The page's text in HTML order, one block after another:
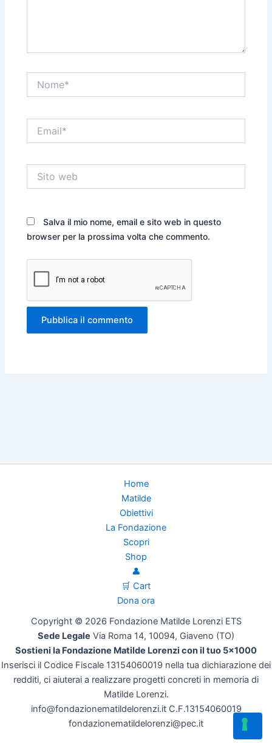
web
Salva il mio nome, email e sito web in questo
browser per la prossima volta che commento.
Home
Matilde
Obiettivi
La Fondazione
Scopri
Shop
👤
🛒 Cart
Dona ora
Copyright © 2026 Fondazione Matilde Lorenzi ETS
Sede Legale Via Roma 14, 10094, Giaveno (TO)
Sostieni la Fondazione Matilde Lorenzi con il tuo 5x1000
Inserisci il Codice Fiscale 13154060019 nella tua dichiarazione dei
redditi, ci aiuterai a realizzare progetti concreti in memoria di
Matilde Lorenzi.
info@fondazionematildelorenzi.it C.F.13154060019
fondazionematildelorenzi@pec.it